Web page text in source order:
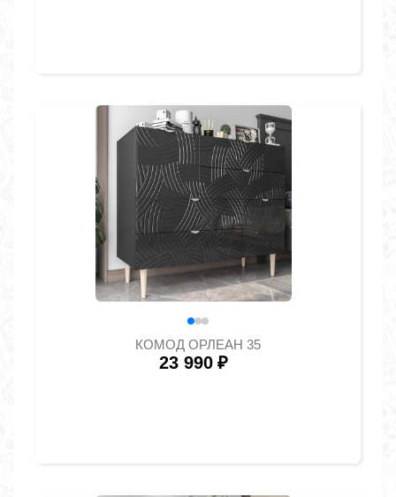
КОМОД ОРЛЕАН 35
23 990 ₽